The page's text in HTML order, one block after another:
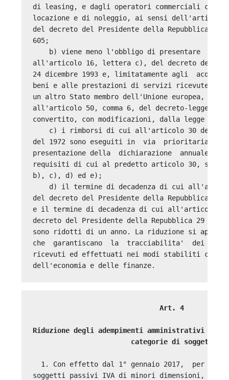
di leasing, e dagli operatori commerciali che
locazione e di noleggio, ai sensi dell'articolo
del decreto del Presidente della Repubblica
605;
b) viene meno l'obbligo di presentare  le
all'articolo 16, lettera c), del decreto del
24 dicembre 1993 e, limitatamente agli
beni e alle prestazioni di servizi ricevute
un altro Stato membro dell'Unione europea, le
all'articolo 50, comma 6, del decreto-legge 30
convertito, con modificazioni, dalla legge 29
c) i rimborsi di cui all'articolo 30 del
del 1972 sono eseguiti in  via  prioritaria,
presentazione della  dichiarazione  annuale,
requisiti di cui al predetto articolo 30,
b), c), d) ed e);
d) il termine di decadenza di cui
del decreto del Presidente della Repubblica 26
e il termine di decadenza di cui all'articolo
decreto del Presidente della Repubblica 29
sono ridotti di un anno. La riduzione si
che  garantiscano  la  tracciabilita'  dei
ricevuti ed effettuati nei modi stabiliti con
                               Art. 4
Riduzione degli adempimenti amministrativi e
                        categorie di soggetti
1. Con effetto dal 1° gennaio 2017,  per
soggetti passivi IVA di minori dimensioni,